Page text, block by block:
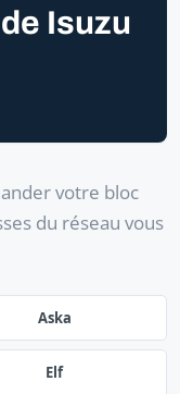
Isuzu
votre bloc
du réseau vous
Aska
Elf